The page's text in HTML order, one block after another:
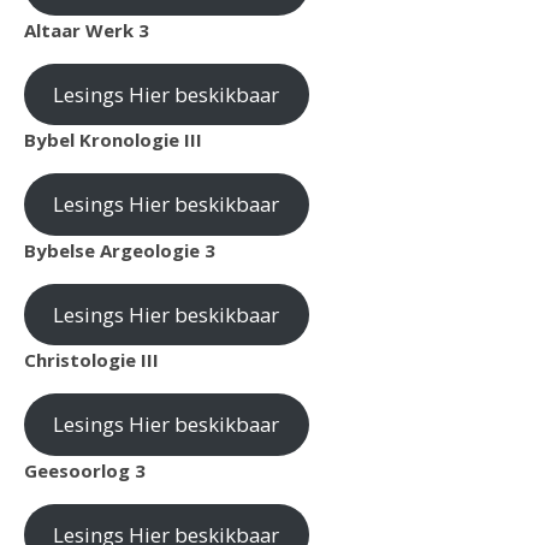
Altaar Werk 3
Lesings Hier beskikbaar
Bybel Kronologie III
Lesings Hier beskikbaar
Bybelse Argeologie 3
Lesings Hier beskikbaar
Christologie III
Lesings Hier beskikbaar
Geesoorlog 3
Lesings Hier beskikbaar